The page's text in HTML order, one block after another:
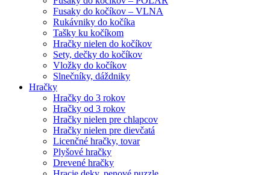
Fusaky do kočíkov – VLNA
Rukávniky do kočíka
Tašky ku kočíkom
Hračky nielen do kočíkov
Sety, dečky do kočíkov
Vložky do kočíkov
Slnečníky, dáždniky
Hračky
Hračky do 3 rokov
Hračky od 3 rokov
Hračky nielen pre chlapcov
Hračky nielen pre dievčatá
Licenčné hračky, tovar
Plyšové hračky
Drevené hračky